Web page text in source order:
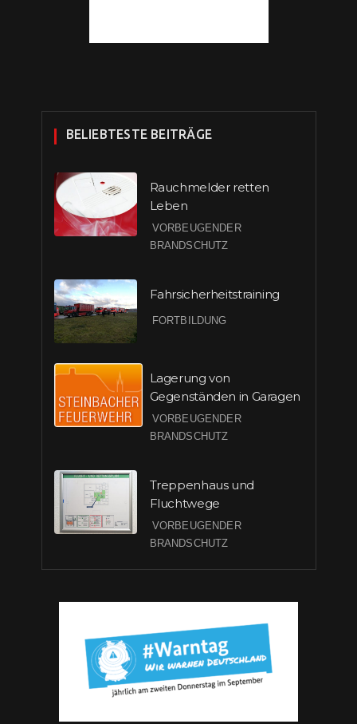
BELIEBTESTE BEITRÄGE
Rauchmelder retten
Leben
VORBEUGENDER
BRANDSCHUTZ
Fahrsicherheitstraining
FORTBILDUNG
Lagerung von
Gegenständen in Garagen
VORBEUGENDER
BRANDSCHUTZ
Treppenhaus und
Fluchtwege
VORBEUGENDER
BRANDSCHUTZ